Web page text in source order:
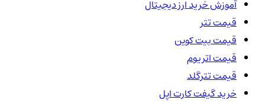
آموزش خرید ارز دیجیتال
قیمت تتر
قیمت بیت کوین
قیمت اتریوم
قیمت تترگلد
خرید گیفت کارت اپل